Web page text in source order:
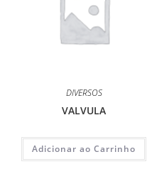
DIVERSOS
VALVULA
Adicionar ao Carrinho